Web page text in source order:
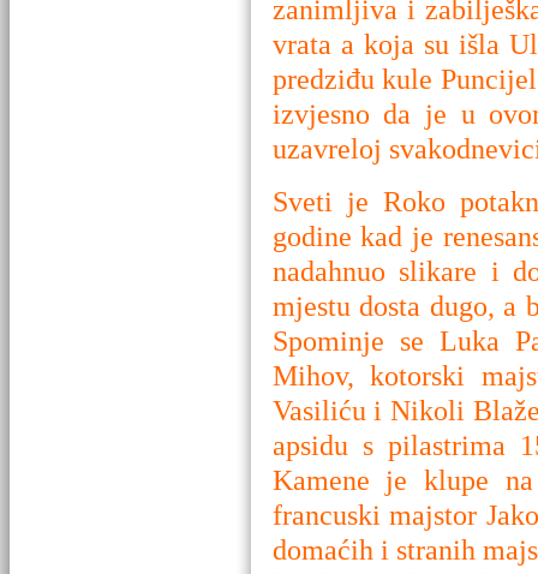
zanimljiva i
vrata a koja su išla
predziđu kule
izvjesno da je u
uzavreloj
Sveti je Roko
godine kad je
nadahnuo slikare i
mjestu dosta dugo,
Spominje se Luka
Mihov, kotorski
Vasiliću i Nikoli
apsidu s pilastrima
Kamene je klupe
francuski majstor
domaćih i stranih